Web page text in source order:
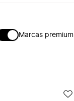
Marcas premium